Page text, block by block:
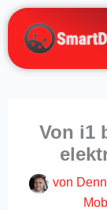
Zum
Inhalt
springen
Von i1
von